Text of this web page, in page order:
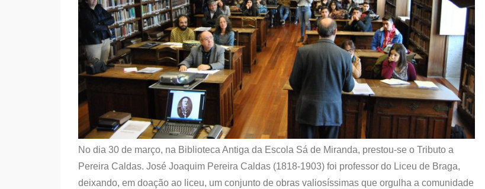
No dia 30 de março, na Biblioteca Antiga da Escola Sá de Miranda, prestou-se o Tributo a
Pereira Caldas. José Joaquim Pereira Caldas (1818-1903) foi professor do Liceu de Braga,
deixando, em doação ao liceu, um conjunto de obras valiosíssimas que orgulha a comunidade